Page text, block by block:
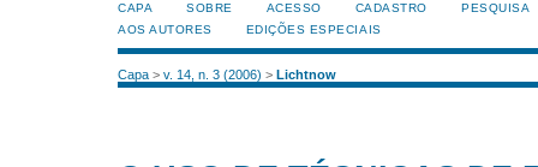
CAPA SOBRE ACESSO CADASTRO
PESQUISA
AOS AUTORES
EDIÇÕES ESPECIAIS
Capa > v. 14, n. 3 (2006) > Lichtnow